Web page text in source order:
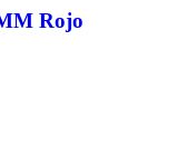
Rojo